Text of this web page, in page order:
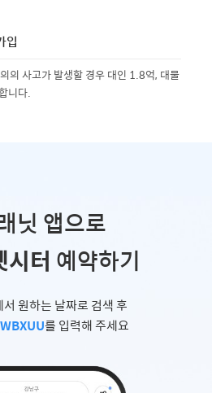
입
의 사고가 발생할 경우 대인 1.8억, 대물
니다.
닛 앱으로
시터 예약하기
원하는 날짜로 검색 후
를 입력해 주세요